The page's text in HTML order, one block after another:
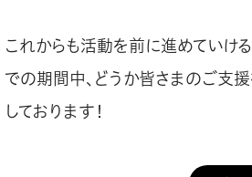
これからも活動を前に進めていける
での期間中、どうか皆さまのご支
しております！